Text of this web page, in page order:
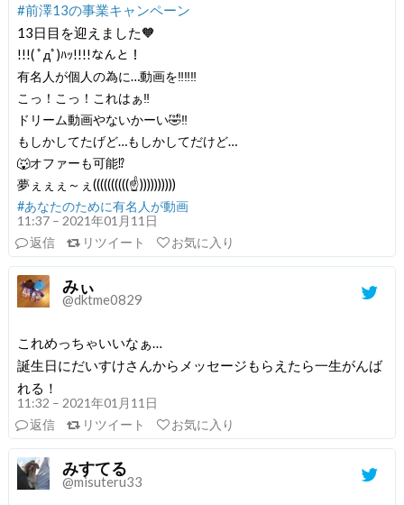
#前澤13の事業キャンペーン
13日目を迎えました🧡
!!!( ﾟдﾟ)ﾊｯ!!!!なんと！
有名人が個人の為に…動画を‼️‼️‼️
こっ！こっ！これはぁ‼️
ドリーム動画やないかーい🤣‼️
もしかしてたげど…もしかしてだけど…
🐺オファーも可能⁉️
夢ぇぇぇ～ぇ((((((((((☝️))))))))))
#あなたのために有名人が動画
11:37 – 2021年01月11日
返信
リツイート お気に入り
みぃ
@dktme0829
これめっちゃいいなぁ…
誕生日にだいすけさんからメッセージもらえたら一生がんば
れる！
11:32 – 2021年01月11日
返信
リツイート お気に入り
みすてる
@misuteru33